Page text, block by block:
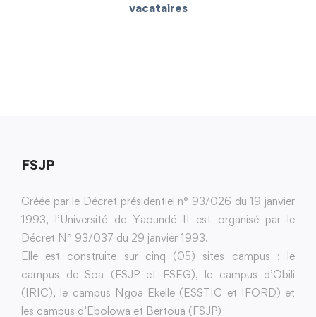
vacataires
FSJP
Créée par le Décret présidentiel n° 93/026 du 19 janvier
1993, l’Université de Yaoundé II est organisé par le
Décret N° 93/037 du 29 janvier 1993.
Elle est construite sur cinq (05) sites campus : le
campus de Soa (FSJP et FSEG), le campus d’Obili
(IRIC), le campus Ngoa Ekelle (ESSTIC et IFORD) et
les campus d’Ebolowa et Bertoua (FSJP)